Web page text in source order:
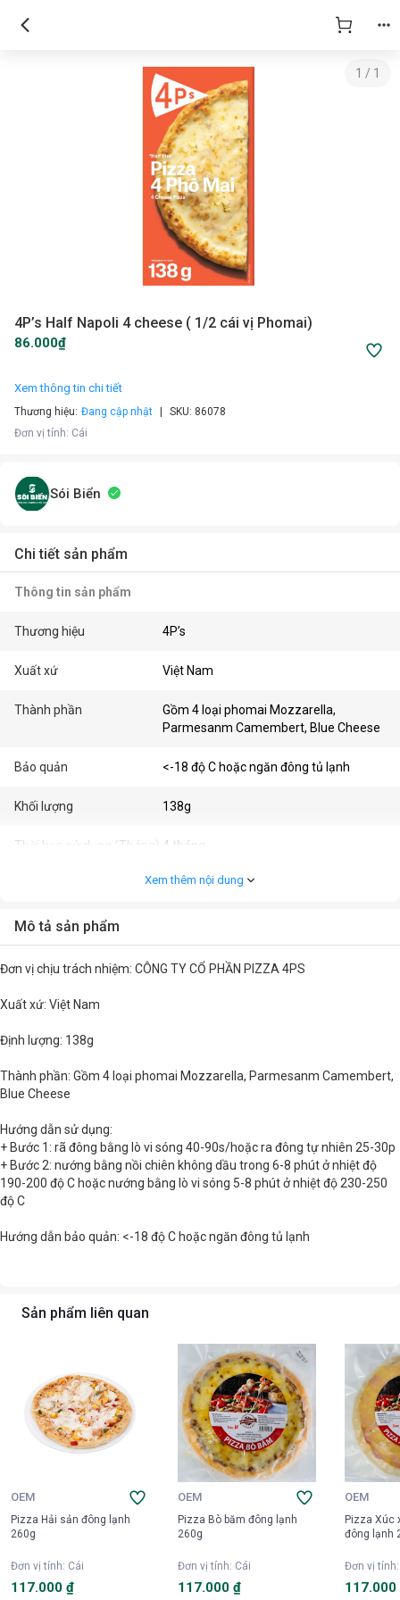
1 / 1
4P’s Half Napoli 4 cheese ( 1/2 cái vị Phomai)
86.000₫
Xem thông tin chi tiết
Thương hiệu: Đang cập nhật SKU: 86078
Đơn vị tính: Cái
Sói Biển
Chi tiết sản phẩm
Thông tin sản phẩm
Thương hiệu 4P’s
Xuất xứ Việt Nam
Thành phần
Gồm 4 loại phomai Mozzarella,
Parmesanm Camembert, Blue Cheese
Bảo quản <-18 độ C hoặc ngăn đông tủ lạnh
Khối lượng 138g
Thời hạn sử dụng (Tháng) 4 tháng
Xem thêm nội dung
Mô tả sản phẩm
Đơn vị chịu trách nhiệm: CÔNG TY CỔ PHẦN PIZZA 4PS
Xuất xứ: Việt Nam
Định lượng: 138g
Thành phần: Gồm 4 loại phomai Mozzarella, Parmesanm Camembert,
Blue Cheese
Hướng dẫn sử dụng:
+ Bước 1: rã đông bằng lò vi sóng 40-90s/hoặc ra đông tự nhiên 25-30p
+ Bước 2: nướng bằng nồi chiên không dầu trong 6-8 phút ở nhiệt độ
190-200 độ C hoặc nướng bằng lò vi sóng 5-8 phút ở nhiệt độ 230-250
độ C
Hướng dẫn bảo quản: <-18 độ C hoặc ngăn đông tủ lạnh
Sản phẩm liên quan
OEM
Pizza Hải sản đông lạnh
260g
Đơn vị tính: Cái
117.000 ₫
OEM
Pizza Bò băm đông lạnh
260g
Đơn vị tính: Cái
117.000 ₫
OEM
Pizza Xúc
đông lạnh
Đơn vị tính
117.000